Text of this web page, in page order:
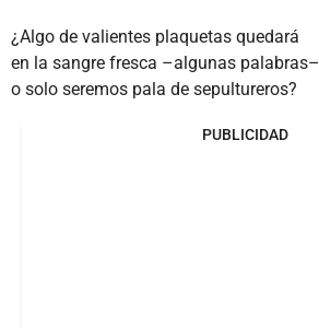
¿Algo de valientes plaquetas quedará
en la sangre fresca –algunas palabras–
o solo seremos pala de sepultureros?
PUBLICIDAD